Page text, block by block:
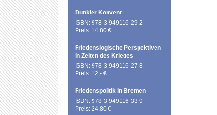
Dunkler Konvent
ISBN: 978-3-949116-29-2
Preis: 14.80 €
Friedenslogische Perspektiven
in Zeiten des Krieges
ISBN: 978-3-949116-27-8
Preis: 12,- €
Friedenspolitik in Bremen
ISBN: 978-3-949116-33-9
Preis: 24.80 €